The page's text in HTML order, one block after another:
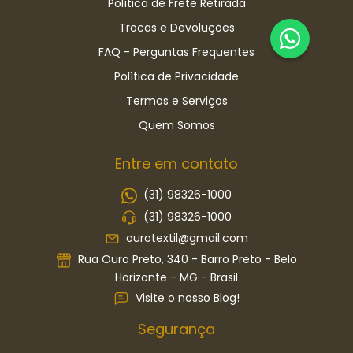
Política de Frete Retirada
Trocas e Devoluções
FAQ - Perguntas Frequentes
Política de Privacidade
Termos e Serviços
Quem Somos
Entre em contato
(31) 98326-1000
(31) 98326-1000
ourotextil@gmail.com
Rua Ouro Preto, 340 - Barro Preto - Belo
Horizonte - MG - Brasil
Visite o nosso Blog!
Segurança